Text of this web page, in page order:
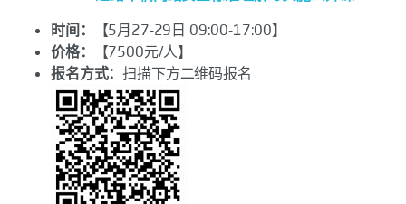
时间：
【5月27-29日 09:00-17:00】
价格：
【7500元/人】
报名方式：扫描下方二维码报名